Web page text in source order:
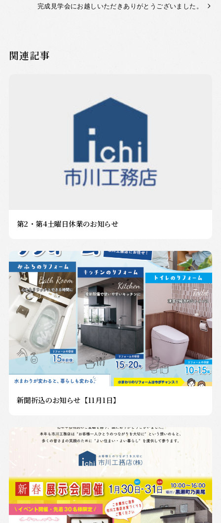
完成見学会にお越しいただきありがとうございました。
関連記事
第2・第4土曜日休業のお知らせ
新聞折込のお知らせ【11月1日】